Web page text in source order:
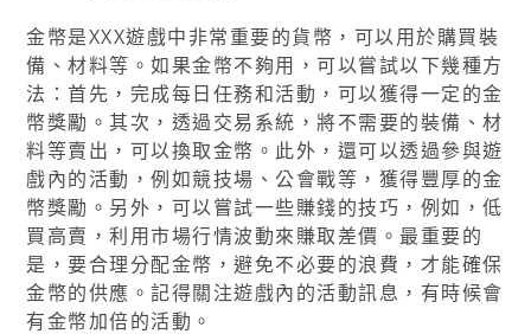
金幣是XXX遊戲中非常重要的貨幣，可以用於購買裝
備、材料等。如果金幣不夠用，可以嘗試以下幾種方
法：首先，完成每日任務和活動，可以獲得一定的金
幣獎勵。其次，透過交易系統，將不需要的裝備、材
料等賣出，可以換取金幣。此外，還可以透過參與遊
戲內的活動，例如競技場、公會戰等，獲得豐厚的金
幣獎勵。另外，可以嘗試一些賺錢的技巧，例如，低
買高賣，利用市場行情波動來賺取差價。最重要的
是，要合理分配金幣，避免不必要的浪費，才能確保
金幣的供應。記得關注遊戲內的活動訊息，有時候會
有金幣加倍的活動。